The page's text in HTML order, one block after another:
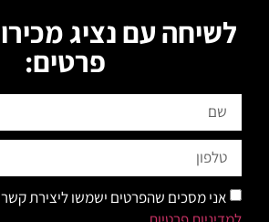
לשיחה עם נציג
פרטים:
אני מסכים שהפרטים ישמשו ליצירת קשר